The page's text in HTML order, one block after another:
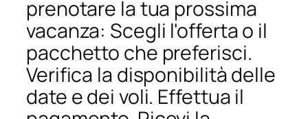
prenotare la tua prossima
vacanza: Scegli l'offerta o il
pacchetto che preferisci.
Verifica la disponibilità delle
date e dei voli. Effettua il